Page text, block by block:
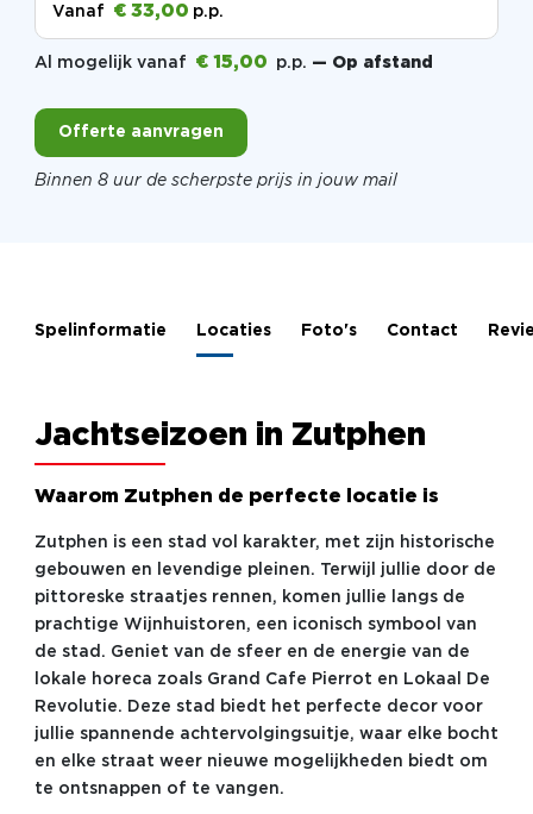
Vanaf € 33,00 p.p.
Al mogelijk vanaf € 15,00 p.p. — Op afstand
Offerte aanvragen
Binnen 8 uur de scherpste prijs in jouw mail
Spelinformatie Locaties Foto's Contact
Jachtseizoen in Zutphen
Waarom Zutphen de perfecte locatie is
Zutphen is een stad vol karakter, met zijn historische
gebouwen en levendige pleinen. Terwijl jullie door de
pittoreske straatjes rennen, komen jullie langs de
prachtige Wijnhuistoren, een iconisch symbool van
de stad. Geniet van de sfeer en de energie van de
lokale horeca zoals Grand Cafe Pierrot en Lokaal De
Revolutie. Deze stad biedt het perfecte decor voor
jullie spannende achtervolgingsuitje, waar elke bocht
en elke straat weer nieuwe mogelijkheden biedt om
te ontsnappen of te vangen.